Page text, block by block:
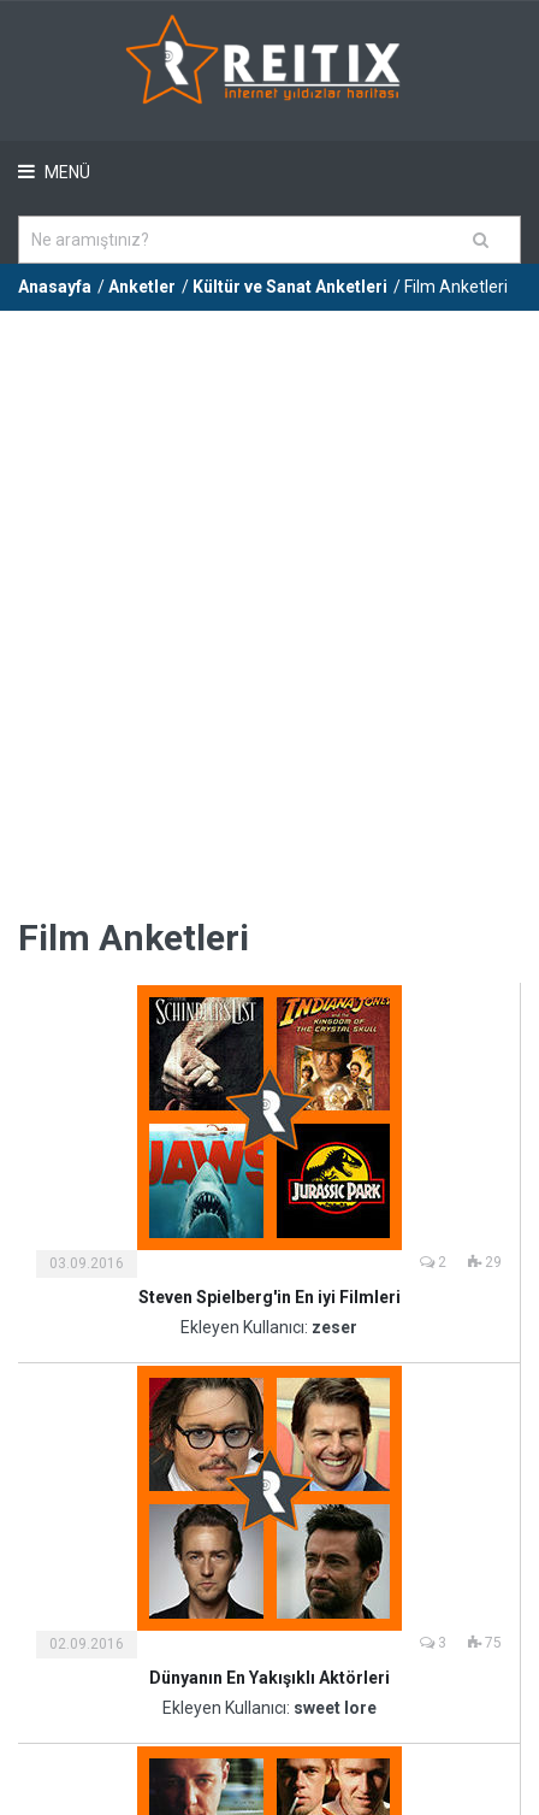
MENÜ
Anasayfa /Anketler / Kültür ve Sanat Anketleri / Film Anketleri
Film Anketleri
ve
03.09.2016 2 29
Steven Spielberg'in En iyi Filmleri
Ekleyen Kullanıcı: zeser
02.09.2016 3 75
Dünyanın En Yakışıklı Aktörleri
Ekleyen Kullanıcı: sweet lore